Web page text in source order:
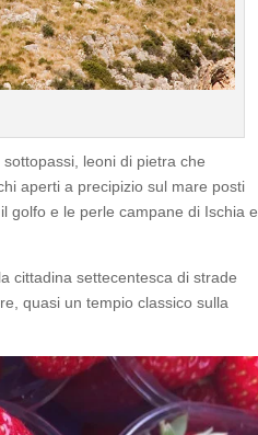
leoni di pietra che
aperti a precipizio sul mare posti
golfo e le perle campane di Ischia e
la cittadina settecentesca di strade
quasi un tempio classico sulla